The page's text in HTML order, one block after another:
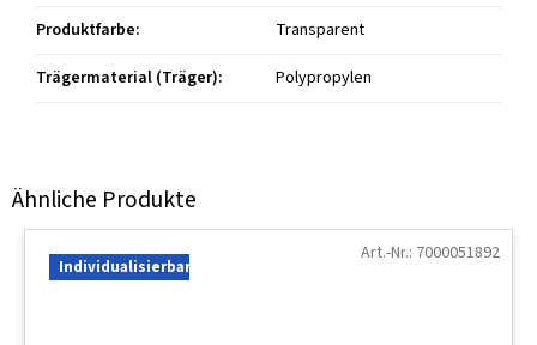
Produktfarbe:
Transparent
Trägermaterial (Träger): Polypropylen
Individualisierbar
Art.-Nr.: 7000051892